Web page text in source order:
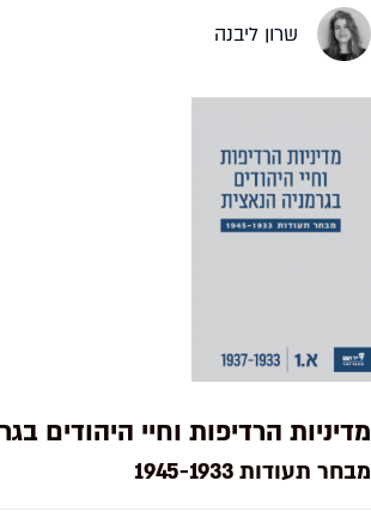
שרון ליבנה
מדיניות הרדיפות וחיי היהודים
מבחר תעודות 1945-1933